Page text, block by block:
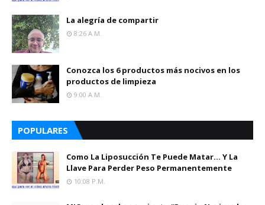
La alegría de compartir
8:26 A.m.
Conozca los 6 productos más nocivos en los
productos de limpieza
9:00 A.m.
POPULARES
Como La Liposucción Te Puede Matar… Y La
Llave Para Perder Peso Permanentemente
10:08 P.m.